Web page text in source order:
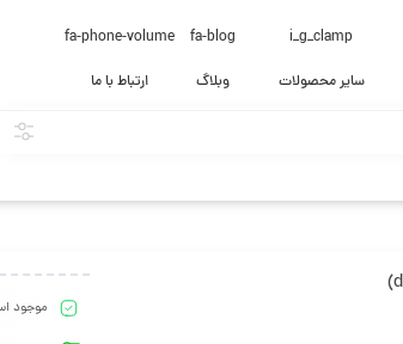
i_g_clamp
سایر محصولات
fa-blog
وبلاگ
fa-phone-volume
ارتباط با ما
موجود